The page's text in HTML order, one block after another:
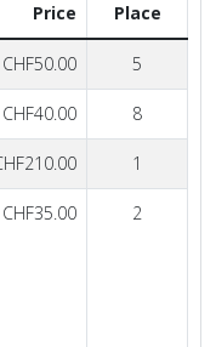
Price
Place
CHF50.00 5
CHF40.00 8
1
CHF35.00 2